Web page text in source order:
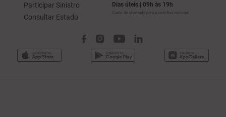
Participar Sinistro
Consultar Estado
Dias úteis | 09h às 19h
Custo de chamada para a rede fixa nacional